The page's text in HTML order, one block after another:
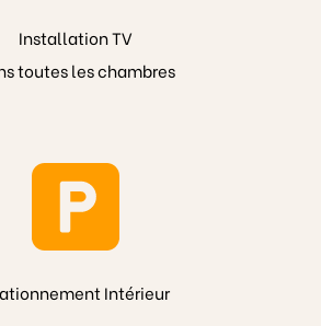
Installation TV
toutes les chambres
Intérieur